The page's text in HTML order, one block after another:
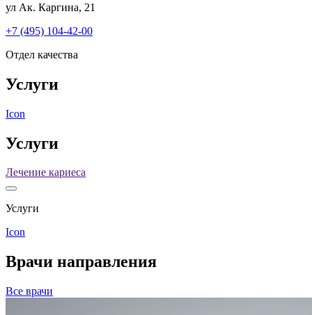
ул Ак. Каргина, 21
+7 (495) 104-42-00
Отдел качества
Услуги
Icon
Услуги
Лечение кариеса
Услуги
Icon
Врачи направления
Все врачи